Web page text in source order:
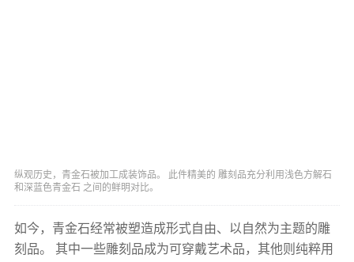
纵观历史，青金石被加工成装饰品。 此件精美的 雕刻品充分利用浅色方解石
和深蓝色青金石 之间的鲜明对比。
如今，青金石经常被塑造成形式自由、以自然为主题的雕
刻品。 其中一些雕刻品成为可穿戴艺术品，其他则纯粹用